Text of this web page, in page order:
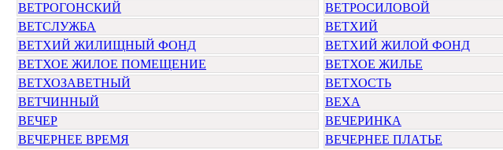
ВЕТРОГОНСКИЙ
ВЕТРОСИЛОВОЙ
ВЕТСЛУЖБА
ВЕТХИЙ
ВЕТХИЙ ЖИЛИЩНЫЙ ФОНД
ВЕТХИЙ ЖИЛОЙ ФОНД
ВЕТХОЕ ЖИЛОЕ ПОМЕЩЕНИЕ
ВЕТХОЕ ЖИЛЬЕ
ВЕТХОЗАВЕТНЫЙ
ВЕТХОСТЬ
ВЕТЧИННЫЙ
ВЕХА
ВЕЧЕР
ВЕЧЕРИНКА
ВЕЧЕРНЕЕ ВРЕМЯ
ВЕЧЕРНЕЕ ПЛАТЬЕ